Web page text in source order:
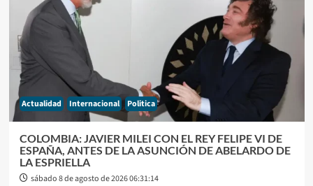
Actualidad Internacional Politica
COLOMBIA: JAVIER MILEI CON EL REY FELIPE VI DE
ESPAÑA, ANTES DE LA ASUNCIÓN DE ABELARDO DE
LA ESPRIELLA
sábado 8 de agosto de 2026 06:31:14